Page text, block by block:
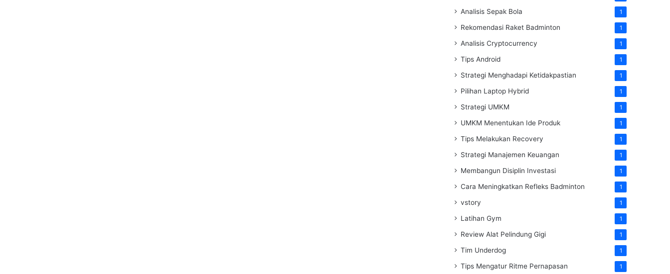
Analisis Sepak Bola 1
Rekomendasi Raket Badminton 1
Analisis Cryptocurrency 1
Tips Android 1
Strategi Menghadapi Ketidakpastian 1
Pilihan Laptop Hybrid 1
Strategi UMKM 1
UMKM Menentukan Ide Produk 1
Tips Melakukan Recovery 1
Strategi Manajemen Keuangan 1
Membangun Disiplin Investasi 1
Cara Meningkatkan Refleks Badminton 1
vstory 1
Latihan Gym 1
Review Alat Pelindung Gigi 1
Tim Underdog 1
Tips Mengatur Ritme Pernapasan 1